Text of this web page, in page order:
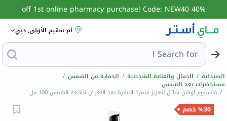
40% off 1st online pharmacy purchase! Code: NEW40
أم سقيم الأولى, دبي
Search for البحث عن مزيل عرق
الصيدلية / الجمال والعناية الشخصية / الحماية من الشمس /
مستحضرات بعد الشمس
/ فانسيوم لوشن سائل لتعزيز سمرة البشرة بعد التعرض لأشعة الشمس 100 مل
%30 خصم